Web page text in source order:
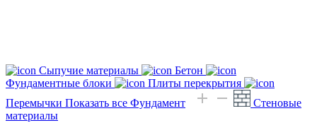
Сыпучие материалы
Бетон
Фундаментные блоки
Плиты перекрытия
Перемычки Показать все Фундамент
Стеновые
материалы